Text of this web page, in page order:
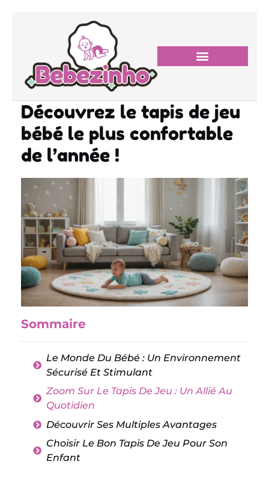
Découvrez le tapis de jeu
bébé le plus confortable
de l’année !
Sommaire
Le Monde Du Bébé : Un Environnement
Sécurisé Et Stimulant
Zoom Sur Le Tapis De Jeu : Un Allié Au
Quotidien
Découvrir Ses Multiples Avantages
Choisir Le Bon Tapis De Jeu Pour Son
Enfant